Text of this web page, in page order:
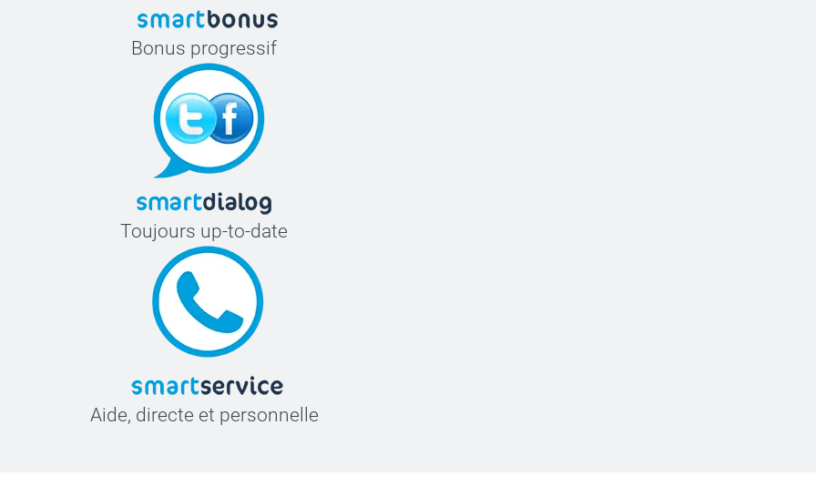
Bonus progressif
Toujours up-to-date
Aide, directe et personnelle